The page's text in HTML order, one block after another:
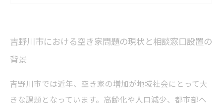
吉野川市における空き家問題の現状と相談窓口設置の
背景
吉野川市では近年、空き家の増加が地域社会にとって大
きな課題となっています。高齢化や人口減少、都市部へ